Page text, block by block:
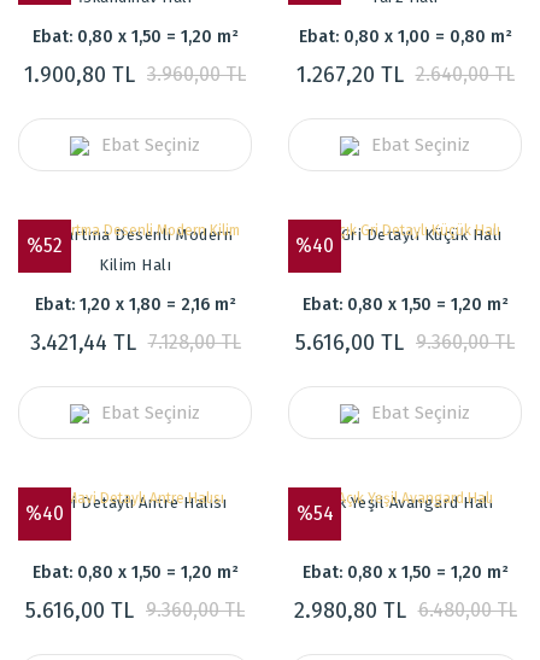
Ebat: 0,80 x 1,50 = 1,20 m²
1.900,80 TL 3.960,00 TL
Ebat Seçiniz
Ebat: 0,80 x 1,00 = 0,80 m²
1.267,20 TL 2.640,00 TL
Ebat Seçiniz
%52
Kabartma Desenli Modern
Kilim Halı
Ebat: 1,20 x 1,80 = 2,16 m²
3.421,44 TL 7.128,00 TL
Ebat Seçiniz
%40
Açık Gri Detaylı Küçük Halı
Ebat: 0,80 x 1,50 = 1,20 m²
5.616,00 TL 9.360,00 TL
Ebat Seçiniz
%40Mavi Detaylı Antre Halısı
Ebat: 0,80 x 1,50 = 1,20 m²
5.616,00 TL 9.360,00 TL
%54Açık Yeşil Avangard Halı
Ebat: 0,80 x 1,50 = 1,20 m²
2.980,80 TL 6.480,00 TL